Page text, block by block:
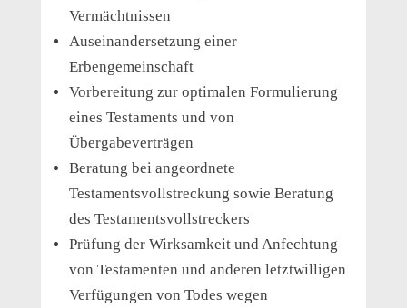
Vermächtnissen
Auseinandersetzung einer
Erbengemeinschaft
Vorbereitung zur optimalen Formulierung
eines Testaments und von
Übergabeverträgen
Beratung bei angeordnete
Testamentsvollstreckung sowie Beratung
des Testamentsvollstreckers
Prüfung der Wirksamkeit und Anfechtung
von Testamenten und anderen letztwilligen
Verfügungen von Todes wegen